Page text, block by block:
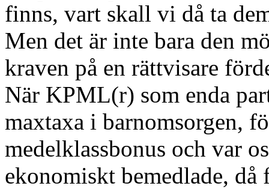
finns, vart skall vi då ta
Men det är inte bara den
kraven på en rättvisare
När KPML(r) som enda
maxtaxa i barnomsorgen,
medelklassbonus och var
ekonomiskt bemedlade,